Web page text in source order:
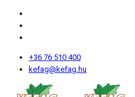
+36 76 510 400
kefag@kefag.hu